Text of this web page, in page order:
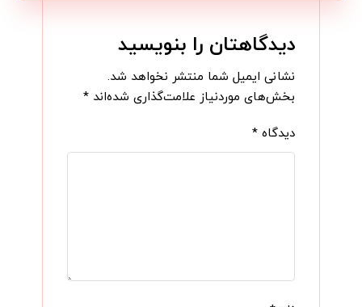
دیدگاهتان را بنویسید
نشانی ایمیل شما منتشر نخواهد شد.
بخش‌های موردنیاز علامت‌گذاری شده‌اند*
دیدگاه*